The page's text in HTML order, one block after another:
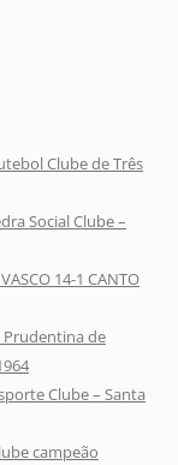
Clube de Três
Social Clube –
14-1 CANTO
Prudentina de
Clube – Santa
campeão